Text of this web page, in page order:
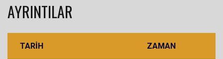
AYRINTILAR
TARIH ZAMAN